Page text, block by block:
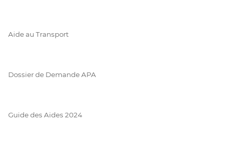
Aide au Transport
Dossier de Demande APA
Guide des Aides 2024